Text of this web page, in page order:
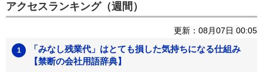
アクセスランキング（週間）
更新：08月07日 00:05
「みなし残業代」はとても損した気持ちになる仕組み
【禁断の会社用語辞典】